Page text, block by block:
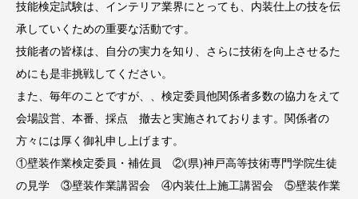
技能検定試験は、インテリア業界にとっても、内装仕上の技を伝
承していくための重要な活動です。
技能者の皆様は、自分の実力を知り、さらに技術を向上させるた
めにも是非挑戦してください。
また、毎年のことですが、、検定委員他関係者多数の協力をえて
会場設営、本番、採点 撤去と実施されております。関係者の
方々には厚く御礼申し上げます。
①壁装作業検定委員・補佐員 ②(県)神戸高等技術専門学院生徒
の見学 ③壁装作業講習会 ④内装仕上施工講習会 ⑤壁装作業